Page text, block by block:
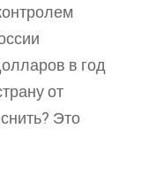
в год
от
Это